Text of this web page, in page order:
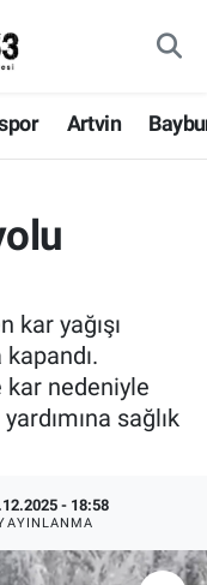
Artvin
kar yağışı
kar nedeniyle
sağlık
- 18:58